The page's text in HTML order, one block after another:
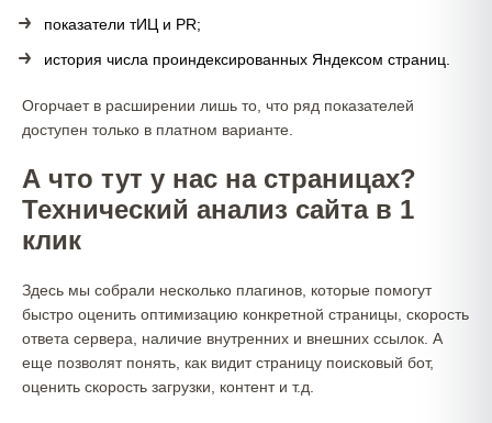
показатели тИЦ и PR;
история числа проиндексированных Яндексом страниц.
Огорчает в расширении лишь то, что ряд показателей
доступен только в платном варианте.
А что тут у нас на страницах?
Технический анализ сайта в 1
клик
Здесь мы собрали несколько плагинов, которые помогут
быстро оценить оптимизацию конкретной страницы, скорость
ответа сервера, наличие внутренних и внешних ссылок. А
еще позволят понять, как видит страницу поисковый бот,
оценить скорость загрузки, контент и т.д.